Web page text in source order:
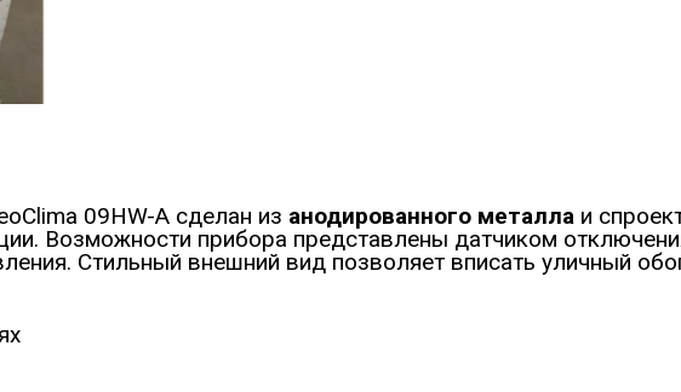
09HW-A сделан из анодированного металла и
Возможности прибора представлены датчиком
Стильный внешний вид позволяет вписать уличный